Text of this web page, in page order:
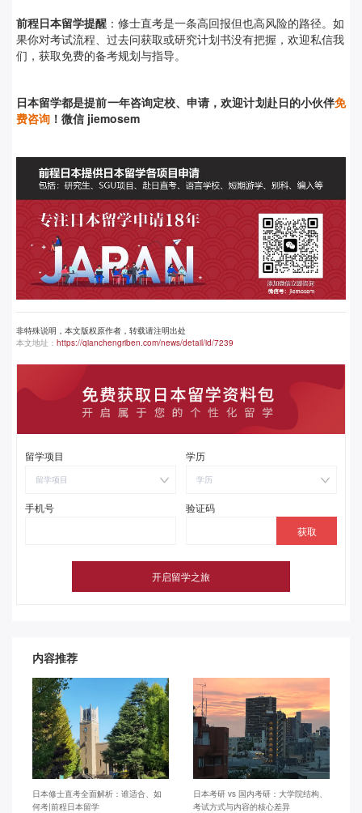
前程日本留学提醒 ：修士直考是一条高回报但也高风险的路径。如
果你对考试流程、过去问获取或研究计划书没有把握，欢迎私信我
们，获取免费的备考规划与指导。
日本留学都是提前一年咨询定校、申请，欢迎计划赴日的小伙伴免
费咨询 ！微信 jiemosem
非特殊说明，本文版权原作者，转载请注明出处
本文地址： https://qianchengriben.com/news/detail/id/7239
留学项目
留学项目
学历
学历
手机号 验证码
内容推荐
日本修士直考全面解析：谁适合、如
何考|前程日本留学
日本考研 vs 国内考研：大学院结构、
考试方式与内容的核心差异